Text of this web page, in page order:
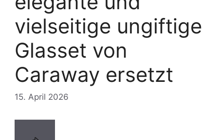
vielseitige ungiftige
Glasset von
Caraway ersetzt
15. April 2026